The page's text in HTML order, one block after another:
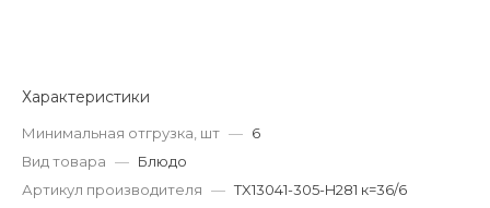
Характеристики
Минимальная отгрузка, шт — 6
Вид товара — Блюдо
Артикул производителя — TX13041-305-H281 к=36/6